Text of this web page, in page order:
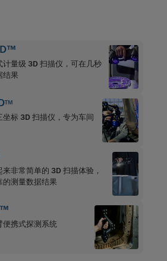
量级 3D 扫描仪，可在几秒
结果
TM
标 3D 扫描仪，专为车间
非常简单的 3D 扫描体验，
测量数据结果
便携式探测系统